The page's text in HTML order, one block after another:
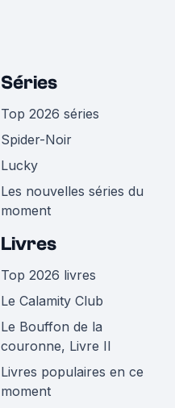
Séries
Top 2026 séries
Spider-Noir
Lucky
Les nouvelles séries du
moment
Livres
Top 2026 livres
Le Calamity Club
Le Bouffon de la
couronne, Livre II
Livres populaires en ce
moment